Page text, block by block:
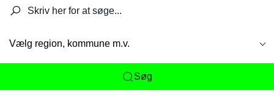
Vælg region, kommune m.v.
Søg